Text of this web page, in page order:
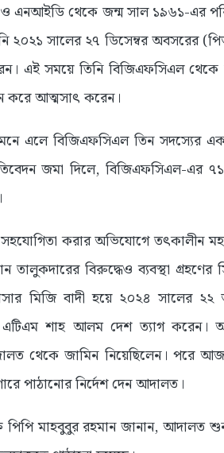
ও এনআইডি থেকে জন্ম সাল ১৯৬১-এর
২০২১ সালের ২৭ ডিসেম্বর অবসরের
এই সময়ে তিনি বিজিএফসিএল
করে আত্মসাৎ করেন।
এলে বিজিএফসিএল তিন সদস্যের
জমা দিলে, বিজিএফসিএল-
সহযোগিতা করার অভিযোগে তৎকালীন
তালুকদারের বিরুদ্ধেও ব্যবস্থা
মিজি বাদী হয়ে ২০২৪ সালের ২২
এটিএম শাহ আলম দেশ ত্যাগ
থেকে জামিন নিয়েছিলেন। পরে
পাঠানোর নির্দেশ দেন আদালত।
পিপি মাহবুবুর রহমান জানান, আদালত